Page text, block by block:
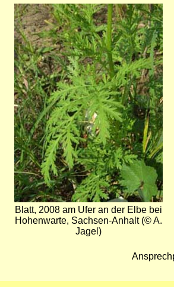
Bild
Blatt, 2008 am Ufer an der Elbe bei
Hohenwarte, Sachsen-Anhalt (© A.
Jagel)